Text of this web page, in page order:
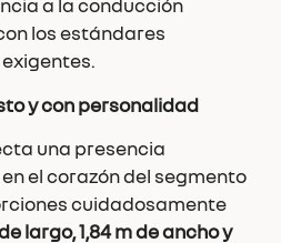
a la conducción
los estándares
y con personalidad
una presencia
el corazón del segmento
cuidadosamente
largo, 1,84 m de ancho y